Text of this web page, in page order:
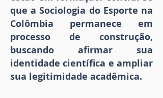
que a Sociologia do Esporte na
Colômbia permanece em
processo de construção,
buscando afirmar sua
identidade científica e ampliar
sua legitimidade acadêmica.